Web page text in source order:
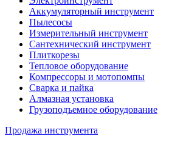
Аккумуляторный инструмент
Пылесосы
Измерительный инструмент
Сантехнический инструмент
Плиткорезы
Тепловое оборудование
Компрессоры и мотопомпы
Сварка и пайка
Алмазная установка
Грузоподъемное оборудование
Продажа инструмента